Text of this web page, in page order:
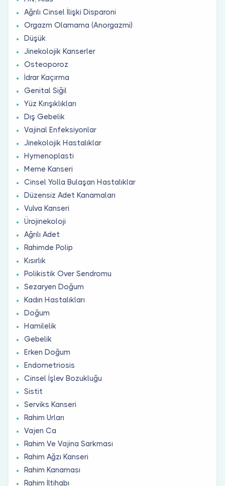
Ağrılı Cinsel İlişki Disparoni
Orgazm Olamama (Anorgazmi)
Düşük
Jinekolojik Kanserler
Osteoporoz
İdrar Kaçırma
Genital Siğil
Yüz Kırışıklıkları
Dış Gebelik
Vajinal Enfeksiyonlar
Jinekolojik Hastalıklar
Hymenoplasti
Meme Kanseri
Cinsel Yolla Bulaşan Hastalıklar
Düzensiz Adet Kanamaları
Vulva Kanseri
Ürojinekoloji
Ağrılı Adet
Rahimde Polip
Kısırlık
Polikistik Over Sendromu
Sezaryen Doğum
Kadın Hastalıkları
Doğum
Hamilelik
Gebelik
Erken Doğum
Endometriosis
Cinsel İşlev Bozukluğu
Sistit
Serviks Kanseri
Rahim Urları
Vajen Ca
Rahim Ve Vajina Sarkması
Rahim Ağzı Kanseri
Rahim Kanaması
Rahim İltihabı